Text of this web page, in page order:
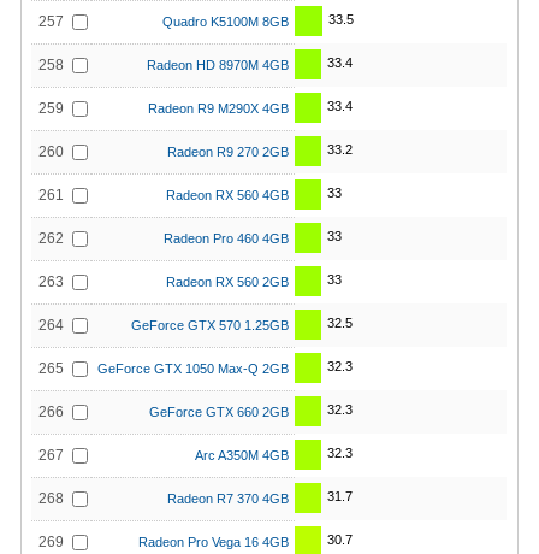
257 Quadro K5100M 8GB 33.5
258 Radeon HD 8970M 4GB 33.4
259 Radeon R9 M290X 4GB 33.4
260 Radeon R9 270 2GB 33.2
261 Radeon RX 560 4GB 33
262 Radeon Pro 460 4GB 33
263 Radeon RX 560 2GB 33
264 GeForce GTX 570 1.25GB 32.5
265 GeForce GTX 1050 Max-Q 2GB 32.3
266 GeForce GTX 660 2GB 32.3
267 Arc A350M 4GB 32.3
268 Radeon R7 370 4GB 31.7
269 Radeon Pro Vega 16 4GB 30.7